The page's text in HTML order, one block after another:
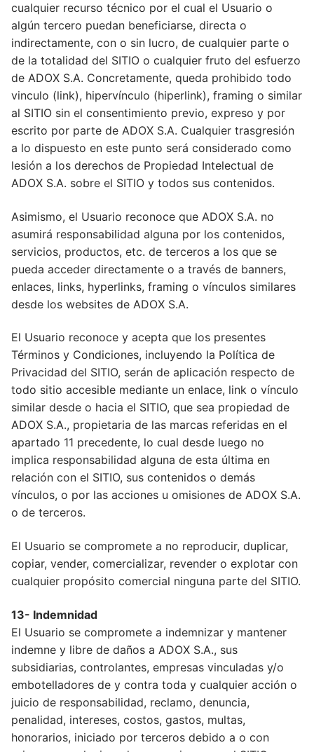
cualquier recurso técnico por el cual el Usuario o
algún tercero puedan beneficiarse, directa o
indirectamente, con o sin lucro, de cualquier parte o
de la totalidad del SITIO o cualquier fruto del esfuerzo
de ADOX S.A. Concretamente, queda prohibido todo
vinculo (link), hipervínculo (hiperlink), framing o similar
al SITIO sin el consentimiento previo, expreso y por
escrito por parte de ADOX S.A. Cualquier trasgresión
a lo dispuesto en este punto será considerado como
lesión a los derechos de Propiedad Intelectual de
ADOX S.A. sobre el SITIO y todos sus contenidos.
Asimismo, el Usuario reconoce que ADOX S.A. no
asumirá responsabilidad alguna por los contenidos,
servicios, productos, etc. de terceros a los que se
pueda acceder directamente o a través de banners,
enlaces, links, hyperlinks, framing o vínculos similares
desde los websites de ADOX S.A.
El Usuario reconoce y acepta que los presentes
Términos y Condiciones, incluyendo la Política de
Privacidad del SITIO, serán de aplicación respecto de
todo sitio accesible mediante un enlace, link o vínculo
similar desde o hacia el SITIO, que sea propiedad de
ADOX S.A., propietaria de las marcas referidas en el
apartado 11 precedente, lo cual desde luego no
implica responsabilidad alguna de esta última en
relación con el SITIO, sus contenidos o demás
vínculos, o por las acciones u omisiones de ADOX S.A.
o de terceros.
El Usuario se compromete a no reproducir, duplicar,
copiar, vender, comercializar, revender o explotar con
cualquier propósito comercial ninguna parte del SITIO.
13- Indemnidad
El Usuario se compromete a indemnizar y mantener
indemne y libre de daños a ADOX S.A., sus
subsidiarias, controlantes, empresas vinculadas y/o
embotelladores de y contra toda y cualquier acción o
juicio de responsabilidad, reclamo, denuncia,
penalidad, intereses, costos, gastos, multas,
honorarios, iniciado por terceros debido a o con